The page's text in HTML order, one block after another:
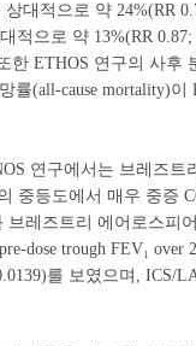
대적으로 약 24%(RR
으로 약 13%(RR 0.87;
ETHOS 연구의 사후
률(all-cause mortality)
연구에서는 브레즈
중등도에서 매우 중증
브레즈트리 에어로스피
dose trough FEV₁
를 보였으며, ICS/